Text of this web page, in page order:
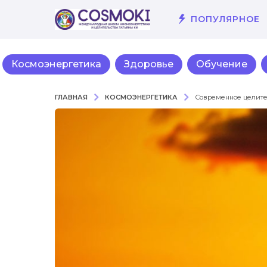
ПОПУЛЯРНОЕ
Космоэнергетика Здоровье Обучение
ГЛАВНАЯ КОСМОЭНЕРГЕТИКА Современное